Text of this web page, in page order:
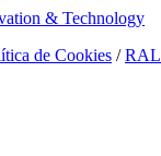
& Technology
de Cookies /RAL